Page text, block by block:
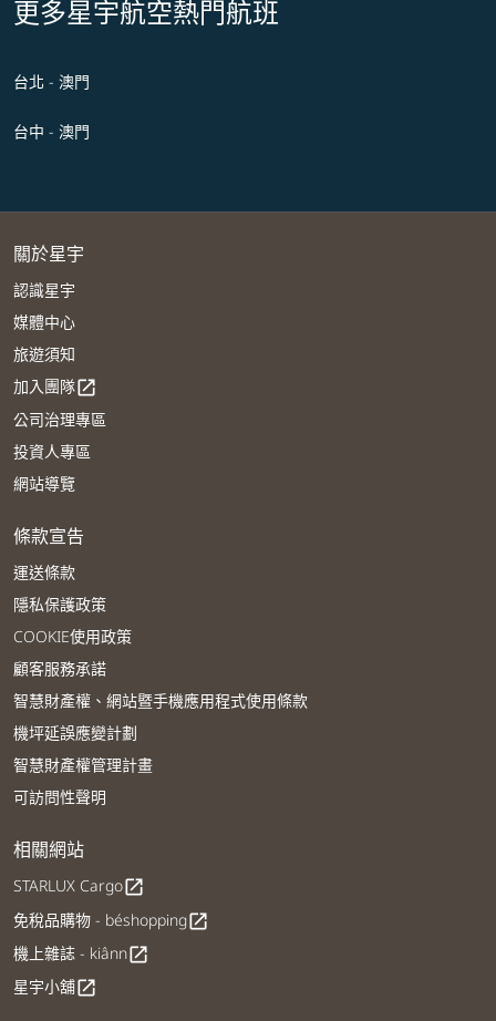
更多星宇航空熱門航班
台北 - 澳門
台中 - 澳門
關於星宇
認識星宇
媒體中心
旅遊須知
加入團隊open_in_new
公司治理專區
投資人專區
網站導覽
條款宣告
運送條款
隱私保護政策
COOKIE使用政策
顧客服務承諾
智慧財產權、網站暨手機應用程式使用條款
機坪延誤應變計劃
智慧財產權管理計畫
可訪問性聲明
相關網站
STARLUX Cargoopen_in_new
免稅品購物 - béshoppingopen_in_new
機上雜誌 - kiânnopen_in_new
星宇小舖open_in_new